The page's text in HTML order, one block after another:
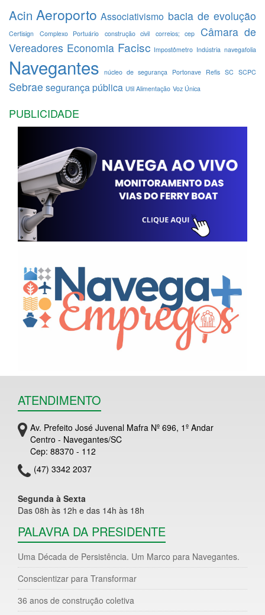
Acin Aeroporto Associativismo bacia de evolução
Certisign Complexo Portuário construção civil correios; cep
Câmara de
Vereadores Economia Facisc Impostômetro Indústria navegafolia
Navegantes núcleo de segurança Portonave Refis SC SCPC
Sebrae segurança pública Util Alimentação Voz Única
PUBLICIDADE
ATENDIMENTO
Av. Prefeito José Juvenal Mafra Nº 696, 1º Andar
Centro - Navegantes/SC
Cep: 88370 - 112
(47) 3342 2037
Segunda à Sexta
Das 08h às 12h e das 14h às 18h
PALAVRA DA PRESIDENTE
Uma Década de Persistência. Um Marco para Navegantes.
Conscientizar para Transformar
36 anos de construção coletiva